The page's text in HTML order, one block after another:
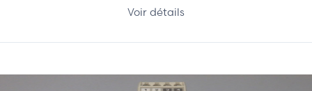
Voir détails